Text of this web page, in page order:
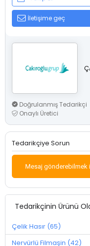
İletişime geç
Doğrulanmış Tedarikçi
Onaylı Üretici
Tedarikçiye Sorun
Mesaj gönderebilmek
Tedarikçinin Ürünü
Çelik Hasır (65)
Nervürlü Filmaşin (42)